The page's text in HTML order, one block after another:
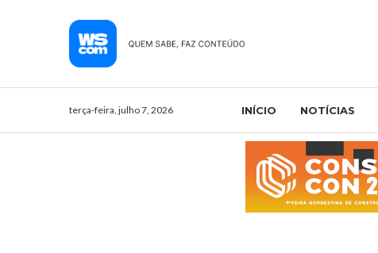
terça-feira, julho 7, 2026 INÍCIO NOTÍCIAS